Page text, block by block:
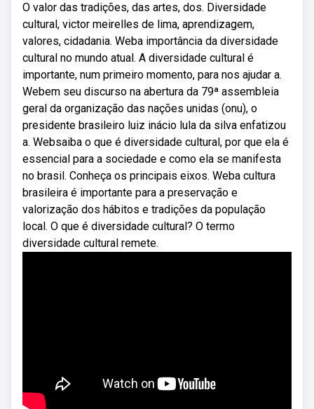
O valor das tradições, das artes, dos. Diversidade
cultural, victor meirelles de lima, aprendizagem,
valores, cidadania. Weba importância da diversidade
cultural no mundo atual. A diversidade cultural é
importante, num primeiro momento, para nos ajudar a.
Webem seu discurso na abertura da 79ª assembleia
geral da organização das nações unidas (onu), o
presidente brasileiro luiz inácio lula da silva enfatizou
a. Websaiba o que é diversidade cultural, por que ela é
essencial para a sociedade e como ela se manifesta
no brasil. Conheça os principais eixos. Weba cultura
brasileira é importante para a preservação e
valorização dos hábitos e tradições da população
local. O que é diversidade cultural? O termo
diversidade cultural remete.